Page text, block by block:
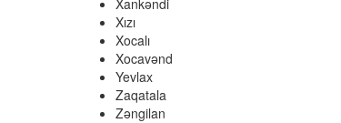
Xankəndi
Xızı
Xocalı
Xocavənd
Yevlax
Zaqatala
Zəngilan